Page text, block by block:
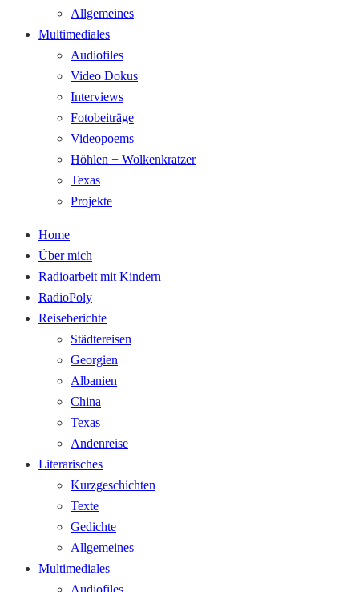
Allgemeines
Multimediales
Audiofiles
Video Dokus
Interviews
Fotobeiträge
Videopoems
Höhlen + Wolkenkratzer
Texas
Projekte
Home
Über mich
Radioarbeit mit Kindern
RadioPoly
Reiseberichte
Städtereisen
Georgien
Albanien
China
Texas
Andenreise
Literarisches
Kurzgeschichten
Texte
Gedichte
Allgemeines
Multimediales
Audiofiles